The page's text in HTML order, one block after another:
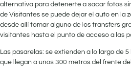
alternativa para detenerte a sacar fotos
de Visitantes se puede dejar el auto en la
desde allí tomar alguno de los transfers
visitantes hasta el punto de acceso a las
Las pasarelas: se extienden a lo largo de
que llegan a unos 300 metros del frente